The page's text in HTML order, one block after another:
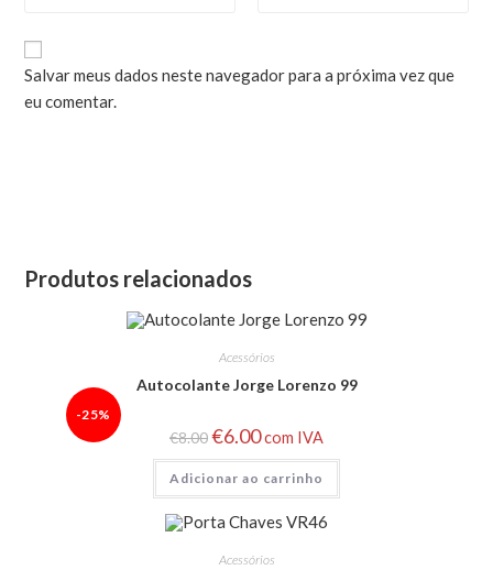
Salvar meus dados neste navegador para a próxima vez que
eu comentar.
Produtos relacionados
-25%
Acessórios
Autocolante Jorge Lorenzo 99
€8.00€6.00com IVA
Adicionar ao carrinho
Acessórios